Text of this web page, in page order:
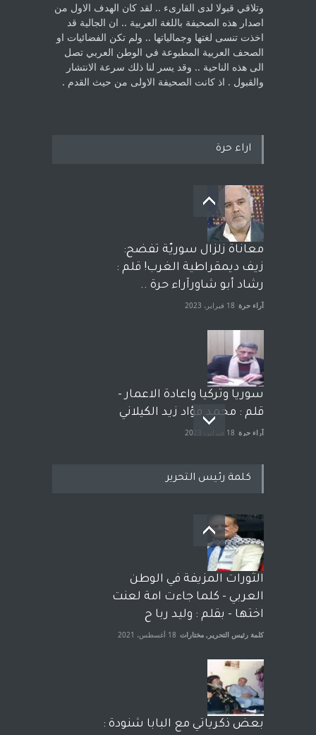
‏وتلاقي قبولا لدى القارىء ..‏ لقد كان الهدف الاول من
اصدار هذه الصحيفة باللغة العربية .. ان الجالية قد
اخذت ‏تنسى لغتها وجمالياتها .. ولم تكن الفضائيات او
الصحف العربية المطبوعة في الوطن ‏العربي تصل
الى هذه الناحية .. وقد يسر لنا ذلك سرعة الانتشار
والقبول . اذ كانت ‏الصحيفة الاولى من حيث القدم . ‏
اراء حرة
معاناة زلزال سوريّة تفضح:
زيف ديمقراطية الغرب! قلم :
رشاد أبو شاورآراء حرة ..
آراء حرة 18 فبراير، 2023
سوريا وتركيا واعادة الاعمار -
قلم : محمد فؤاد زيد الكيلاني
آراء حرة 18 فبراير، 2023
بعد معارك قضائية طاحنة كتب
وترافع فيها بنفسه مرة اخرى..
الشيخ طارق يوسف يقهر
الحكومة الأمريكية ، فأعطوه
الجنسية عن يد وهم صاغرون،
آراء حرة مختارات 7 أبريل، 2023
كلمة رئيس التحرير
الثورات المزيفة في الوطن
العربي - كلما جاءت امة لعنت
اختها - بقلم : وليد ربا ح
كلمة رئيس التحرير , مختارات 18 أغسطس، 2021
بعض ذكرياتي مع البابا شنودة :